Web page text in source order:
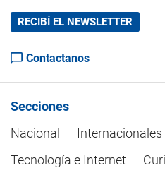
RECIBÍ EL NEWSLETTER
Contactanos
Secciones
Nacional
Internacionales
Tecnología e Internet